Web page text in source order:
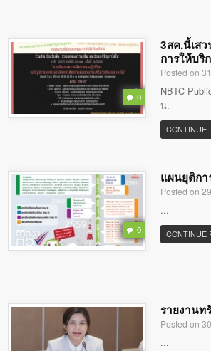
0
3สค.นี้เส
การให้บริ
Posted on
NBTC
น.
CONTINUE
0
แผนยุติก
Posted on
...
CONTINUE
รายงานท
Posted on
...